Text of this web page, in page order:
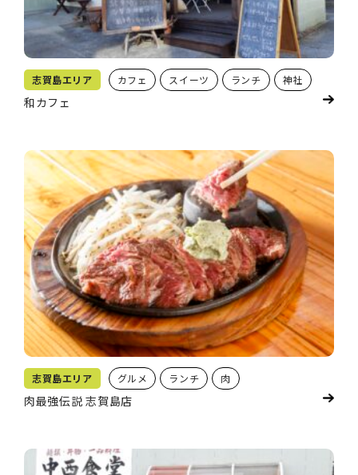
志賀島エリア カフェ スイーツ ランチ 神社
和カフェ
志賀島エリア グルメ ランチ 肉
肉最強伝説 志賀島店